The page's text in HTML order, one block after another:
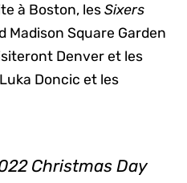
à Boston, lesSixers
Madison Square Garden
Denver et les
Doncic et les
Christmas Day